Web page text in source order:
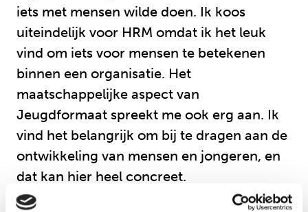
iets met mensen wilde doen. Ik koos
uiteindelijk voor HRM omdat ik het leuk
vind om iets voor mensen te betekenen
binnen een organisatie. Het
maatschappelijke aspect van
Jeugdformaat spreekt me ook erg aan. Ik
vind het belangrijk om bij te dragen aan de
ontwikkeling van mensen en jongeren, en
dat kan hier heel concreet.